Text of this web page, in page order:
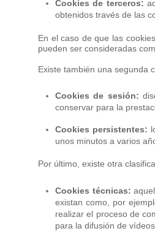
Cookies de terceros:
obtenidos través de las
En el caso de que las
pueden ser consideradas
Existe también una segunda
Cookies de sesión:
conservar para la
Cookies persistentes:
unos minutos a varios
Por último, existe otra
Cookies técnicas:
existan como, por
realizar el proceso de
para la difusión de